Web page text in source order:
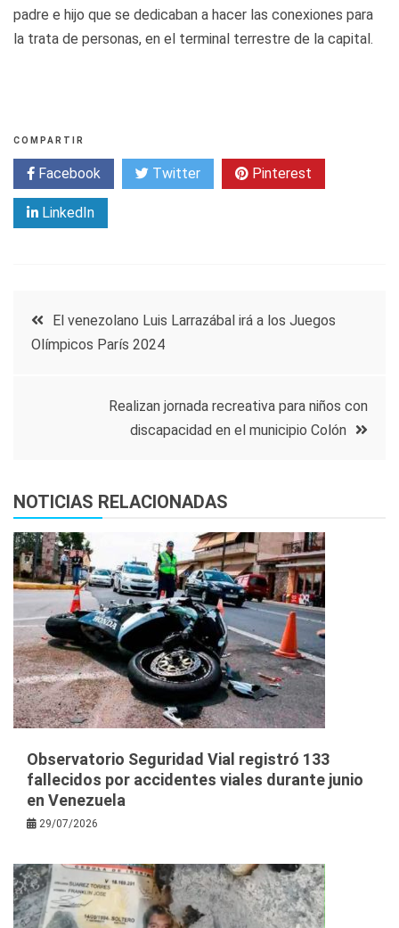
padre e hijo que se dedicaban a hacer las conexiones para
la trata de personas, en el terminal terrestre de la capital.
COMPARTIR
Facebook Twitter Pinterest
LinkedIn
Navegación
entradas
El venezolano Luis Larrazábal irá a los Juegos
Olímpicos París 2024
Realizan jornada recreativa para niños con
discapacidad en el municipio Colón
NOTICIAS RELACIONADAS
Observatorio Seguridad Vial registró 133
fallecidos por accidentes viales durante junio
en Venezuela
29/07/2026